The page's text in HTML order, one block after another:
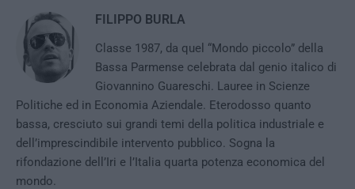
FILIPPO BURLA
Classe 1987, da quel “Mondo piccolo” della
Bassa Parmense celebrata dal genio italico di
Giovannino Guareschi. Lauree in Scienze
Politiche ed in Economia Aziendale. Eterodosso quanto
bassa, cresciuto sui grandi temi della politica industriale e
dell’imprescindibile intervento pubblico. Sogna la
rifondazione dell’Iri e l’Italia quarta potenza economica del
mondo.